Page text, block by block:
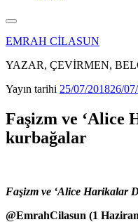
EMRAH CİLASUN
YAZAR, ÇEVİRMEN,
Yayın tarihi 25/07/201826/
Faşizm ve ‘Alice
kurbağalar
Faşizm ve ‘Alice Harikalar
@EmrahCilasun (1